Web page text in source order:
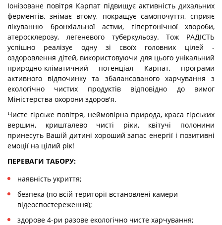
Іонізоване повітря Карпат підвищує активність дихальних
ферментів, знімає втому, покращує самопочуття, сприяє
лікуванню бронхіальної астми, гіпертонічної хвороби,
атеросклерозу, легеневого туберкульозу. Тож РАДІСТЬ
успішно реалізує одну зі своїх головних цілей -
оздоровлення дітей, використовуючи для цього унікальний
природно-кліматичний потенціал Карпат, програми
активного відпочинку та збалансованого харчування з
екологічно чистих продуктів відповідно до вимог
Міністерства охорони здоров'я.
Чисте гірське повітря, неймовірна природа, краса гірських
вершин, кришталево чисті ріки, квітучі полонини
принесуть Вашій дитині хороший запас енергії і позитивні
емоції на цілий рік!
ПЕРЕВАГИ ТАБОРУ:
наявність укриття;
безпека (по всій території встановлені камери
відеоспостереження);
здорове 4-ри разове екологічно чисте харчування;